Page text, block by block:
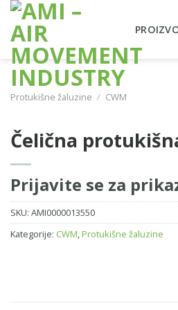
Skip
content
Protukišne žaluzine / CWM
Čelična
Prijavite se za
SKU: AMI0000013550
Kategorije: CWM, Protukišne žaluzine